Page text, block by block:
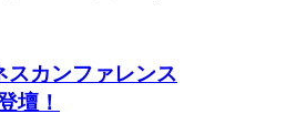
スカンファレンス
壇！